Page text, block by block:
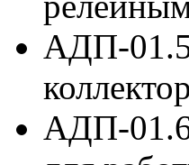
АДП-01.5
АДП-01.6